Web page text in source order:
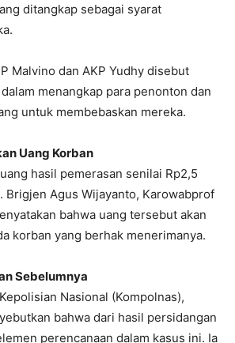
ditangkap sebagai syarat
Malvino dan AKP Yudhy disebut
menangkap para penonton dan
untuk membebaskan mereka.
Uang Korban
hasil pemerasan senilai Rp2,5
Brigjen Agus Wijayanto, Karowabprof
bahwa uang tersebut akan
korban yang berhak menerimanya.
Sebelumnya
Nasional (Kompolnas),
bahwa dari hasil persidangan
perencanaan dalam kasus ini. Ia